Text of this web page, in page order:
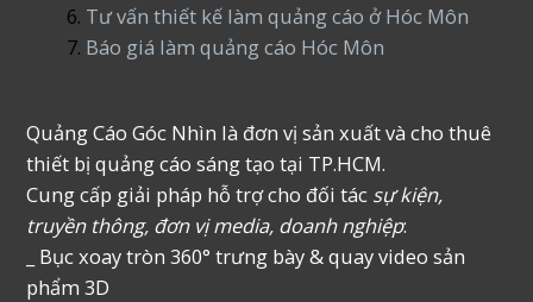
Tư vấn thiết kế làm quảng cáo ở Hóc Môn
Báo giá làm quảng cáo Hóc Môn
Quảng Cáo Góc Nhìn là đơn vị sản xuất và cho thuê
thiết bị quảng cáo sáng tạo tại TP.HCM.
Cung cấp giải pháp hỗ trợ cho đối tác sự kiện,
truyền thông, đơn vị media, doanh nghiệp:
_ Bục xoay tròn 360° trưng bày & quay video sản
phẩm 3D